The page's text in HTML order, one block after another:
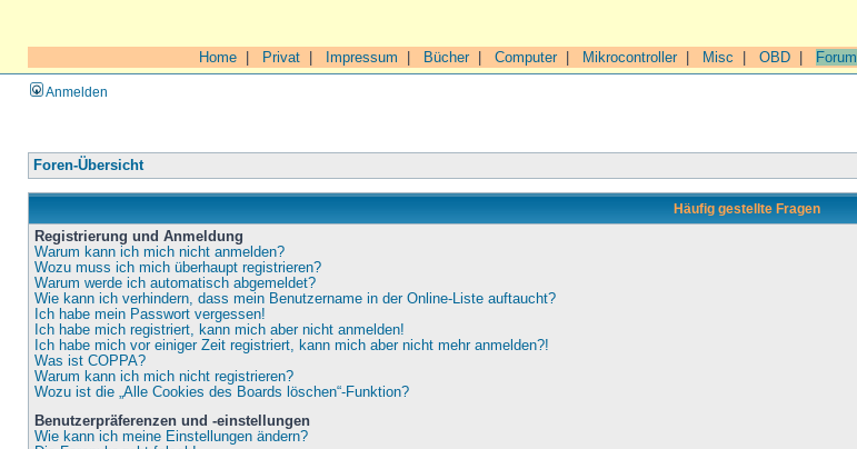
Home Privat Impressum Bücher| Computer| Mikrocontroller| Misc OBD Forum
Anmelden
Foren-Übersicht
Häufig gestellte Fragen
Registrierung und Anmeldung
Warum kann ich mich nicht anmelden?
Wozu muss ich mich überhaupt registrieren?
Warum werde ich automatisch abgemeldet?
Wie kann ich verhindern, dass mein Benutzername in der Online-Liste auftaucht?
Ich habe mein Passwort vergessen!
Ich habe mich registriert, kann mich aber nicht anmelden!
Ich habe mich vor einiger Zeit registriert, kann mich aber nicht mehr anmelden?!
Was ist COPPA?
Warum kann ich mich nicht registrieren?
Wozu ist die „Alle Cookies des Boards löschen“-Funktion?
Benutzerpräferenzen und -einstellungen
Wie kann ich meine Einstellungen ändern?